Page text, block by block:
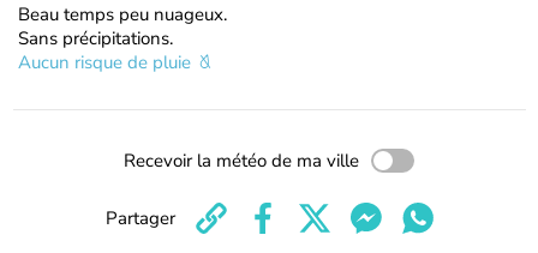
Beau temps peu nuageux.
Sans précipitations.
Aucun risque de pluie
Recevoir la météo de ma ville
Partager